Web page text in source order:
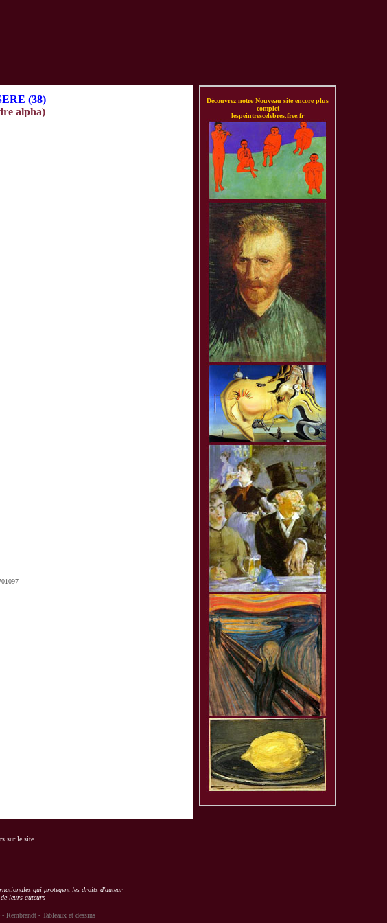
(38)
alpha)
Découvrez notre Nouveau site encore plus
complet
lespeintrescelebres.free.fr
sur le site
qui protegent les droits d'auteur
leurs auteurs
Rembrandt - Tableaux et dessins